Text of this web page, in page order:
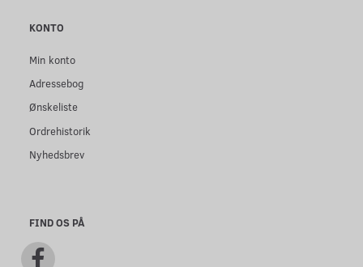
KONTO
Min konto
Adressebog
Ønskeliste
Ordrehistorik
Nyhedsbrev
FIND OS PÅ